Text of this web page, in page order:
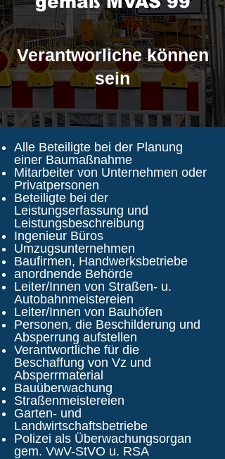
Verantworliche können
sein
Alle Beteiligte bei der Planung
einer Baumaßnahme
Mitarbeiter von Unternehmen oder
Privatpersonen
Beteiligte bei der
Leistungserfassung und
Leistungsbeschreibung
Ingenieur Büros
Umzugsunternehmen
Baufirmen, Handwerksbetriebe
anordnende Behörde
Leiter/Innen von Straßen- u.
Autobahnmeistereien
Leiter/Innen von Bauhöfen
Personen, die Beschilderung und
Absperrung aufstellen
Verantwortliche für die
Beschaffung von Vz und
Absperrmaterial
Bauüberwachung
Straßenmeistereien
Garten- und
Landwirtschaftsbetriebe
Polizei als Überwachungsorgan
gem. VwV-StVO u. RSA